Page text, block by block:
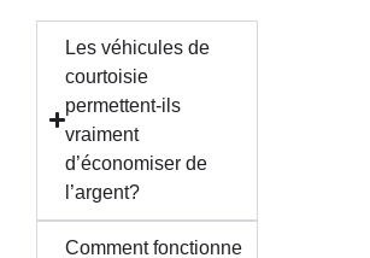
Les véhicules de
courtoisie
permettent-ils
vraiment
d’économiser de
l’argent?
Comment fonctionne